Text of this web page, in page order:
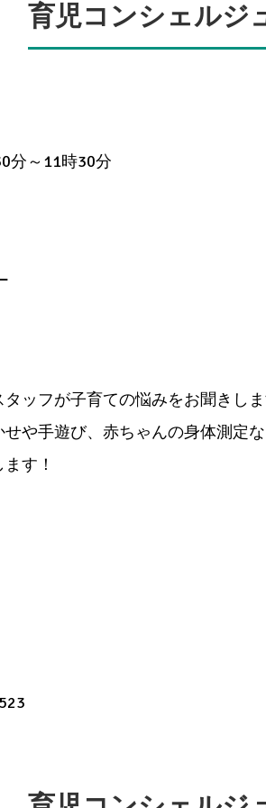
育児コンシェルジ
分～11時30分
ッフが子育ての悩みをお聞きしま
や手遊び、赤ちゃんの身体測定な
す！